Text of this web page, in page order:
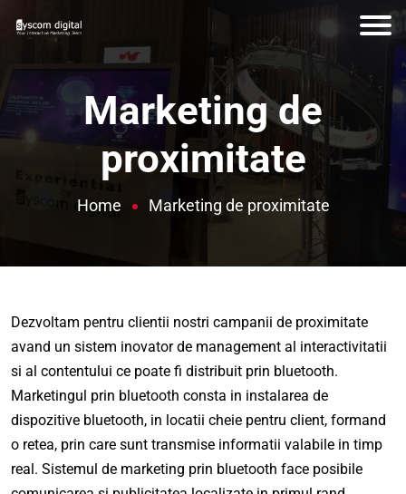
Marketing de
proximitate
Home Marketing de proximitate
Dezvoltam pentru clientii nostri campanii de proximitate
avand un sistem inovator de management al interactivitatii
si al contentului ce poate fi distribuit prin bluetooth.
Marketingul prin bluetooth consta in instalarea de
dispozitive bluetooth, in locatii cheie pentru client, formand
o retea, prin care sunt transmise informatii valabile in timp
real. Sistemul de marketing prin bluetooth face posibile